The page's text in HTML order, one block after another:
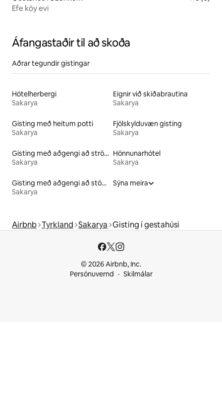
Efe köy evi
Áfangastaðir til að skoða
Aðrar tegundir gistingar
Hótelherbergi
Sakarya
Eignir við skíðabrautina
Sakarya
Gisting með heitum potti
Sakarya
Fjölskylduvæn gisting
Sakarya
Gisting með aðgengi að strönd
Sakarya
Hönnunarhótel
Sakarya
Gisting með aðgengi að stöðuvatni
Sakarya
Sýna meira
Airbnb Tyrkland Sakarya Gisting í gestahúsi
© 2026 Airbnb, Inc.
Persónuvernd
Skilmálar